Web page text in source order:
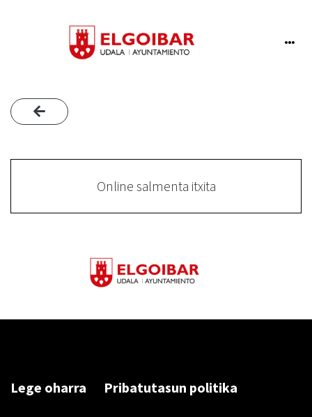
Online salmenta itxita
Lege oharra Pribatutasun politika